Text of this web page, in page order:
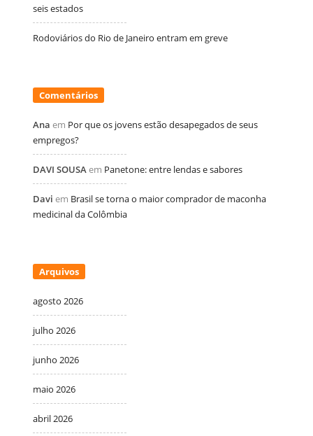
seis estados
Rodoviários do Rio de Janeiro entram em greve
Comentários
Ana em Por que os jovens estão desapegados de seus
empregos?
DAVI SOUSA em Panetone: entre lendas e sabores
Davi em Brasil se torna o maior comprador de maconha
medicinal da Colômbia
Arquivos
agosto 2026
julho 2026
junho 2026
maio 2026
abril 2026